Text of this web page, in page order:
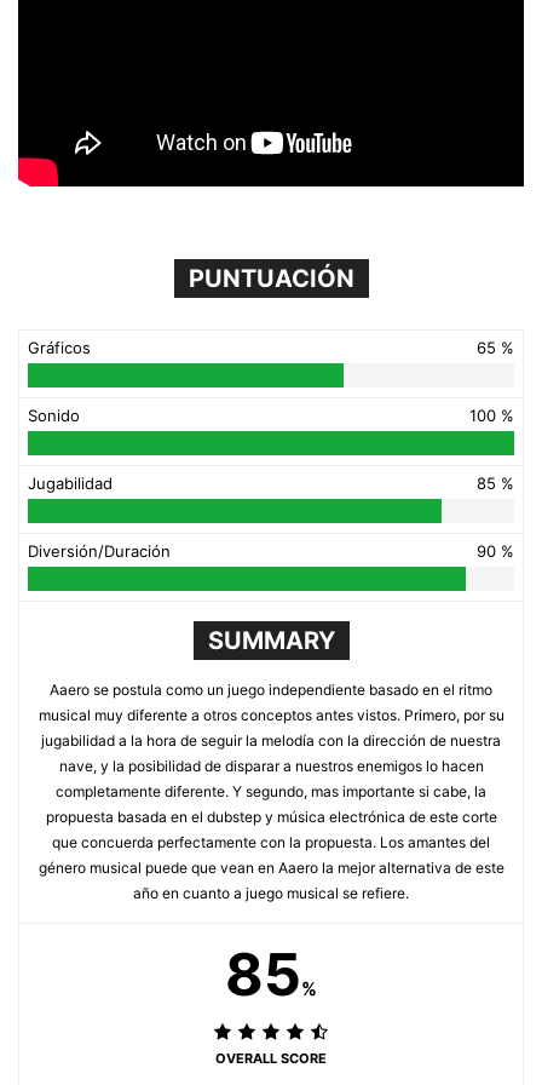
PUNTUACIÓN
Gráficos 65 %
Sonido 100 %
Jugabilidad 85 %
Diversión/Duración 90 %
SUMMARY
Aaero se postula como un juego independiente basado en el ritmo
musical muy diferente a otros conceptos antes vistos. Primero, por su
jugabilidad a la hora de seguir la melodía con la dirección de nuestra
nave, y la posibilidad de disparar a nuestros enemigos lo hacen
completamente diferente. Y segundo, mas importante si cabe, la
propuesta basada en el dubstep y música electrónica de este corte
que concuerda perfectamente con la propuesta. Los amantes del
género musical puede que vean en Aaero la mejor alternativa de este
año en cuanto a juego musical se refiere.
85%
OVERALL SCORE